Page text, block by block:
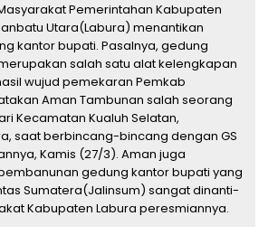
Pemerintahan Kabupaten
Utara(Labura) menantikan
kantor bupati. Pasalnya, gedung
salah satu alat kelengkapan
wujud pemekaran Pemkab
Aman Tambunan salah seorang
Kecamatan Kualuh Selatan,
saat berbincang-bincang dengan GS
Kamis (27/3). Aman juga
gedung kantor bupati yang
Sumatera(Jalinsum) sangat dinanti-
Kabupaten Labura peresmiannya.